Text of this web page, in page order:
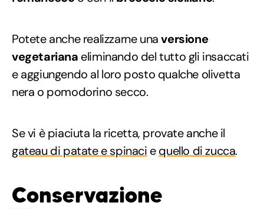
Potete anche realizzarne unaversione
vegetariana eliminando del tutto gli insaccati
e aggiungendo al loro posto qualche olivetta
nera o pomodorino secco.
Se vi è piaciuta la ricetta, provate anche il
gateau di patate e spinaci equello di zucca.
Conservazione